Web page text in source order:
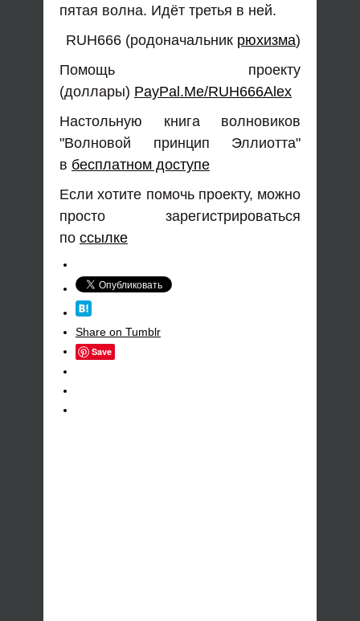
пятая волна. Идёт третья в ней.
RUH666 (родоначальник рюхизма)
Помощь проекту
(доллары) PayPal.Me/RUH666Alex
Настольную книга волновиков
"Волновой принцип Эллиотта"
в бесплатном доступе
Если хотите помочь проекту, можно
просто зарегистрироваться
по ссылке
Share on Tumblr
Save